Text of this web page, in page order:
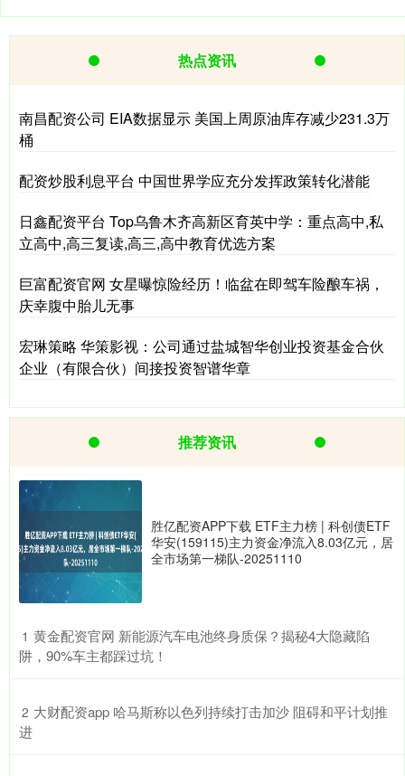
热点资讯
南昌配资公司 EIA数据显示 美国上周原油库存减少231.3万
桶
配资炒股利息平台 中国世界学应充分发挥政策转化潜能
日鑫配资平台 Top乌鲁木齐高新区育英中学：重点高中,私
立高中,高三复读,高三,高中教育优选方案
巨富配资官网 女星曝惊险经历！临盆在即驾车险酿车祸，
庆幸腹中胎儿无事
宏琳策略 华策影视：公司通过盐城智华创业投资基金合伙
企业（有限合伙）间接投资智谱华章
推荐资讯
胜亿配资APP下载 ETF主力榜 | 科创债ETF
华安(159115)主力资金净流入8.03亿元，居
全市场第一梯队-20251110
1 ​黄金配资官网 新能源汽车电池终身质保？揭秘4大隐藏陷
阱，90%车主都踩过坑！
2 ​大财配资app 哈马斯称以色列持续打击加沙 阻碍和平计划推
进